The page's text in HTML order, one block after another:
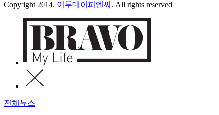
Copyright 2014. 이투데이피엔씨 . All rights reserved
전체뉴스